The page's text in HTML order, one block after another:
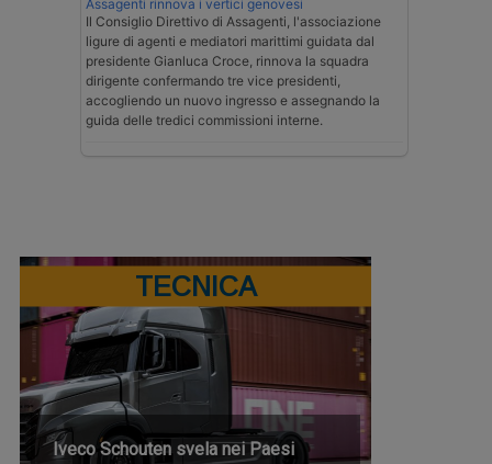
Assagenti rinnova i vertici genovesi
Il Consiglio Direttivo di Assagenti, l'associazione
ligure di agenti e mediatori marittimi guidata dal
presidente Gianluca Croce, rinnova la squadra
dirigente confermando tre vice presidenti,
accogliendo un nuovo ingresso e assegnando la
guida delle tredici commissioni interne.
TECNICA
Iveco Schouten svela nei Paesi